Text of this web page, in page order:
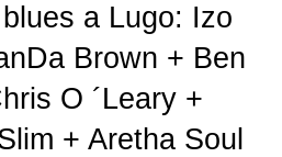
a Lugo: Izo
Brown + Ben
O ´Leary +
+ Aretha Soul